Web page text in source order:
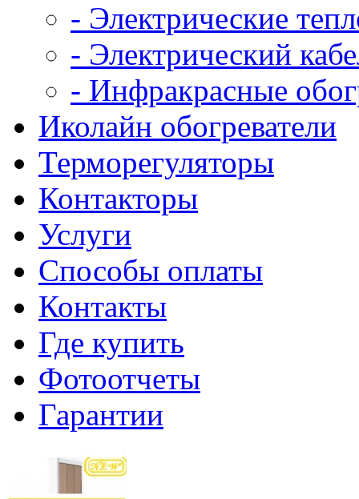
- Электрические
- Электрический
- Инфракрасные
Иколайн обогреватели
Терморегуляторы
Контакторы
Услуги
Способы оплаты
Контакты
Где купить
Фотоотчеты
Гарантии